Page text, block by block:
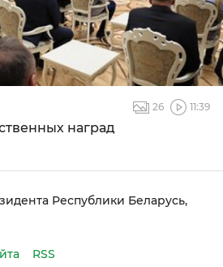
26 11:39
наград
Республики Беларусь,
RSS